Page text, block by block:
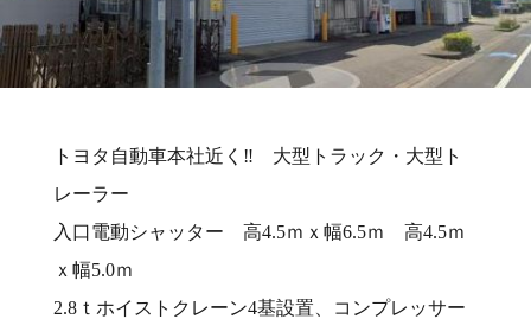
トヨタ自動車本社近く‼ 大型トラック・大型ト
レーラー
入口電動シャッター 高4.5ｍｘ幅6.5ｍ 高4.5ｍ
ｘ幅5.0ｍ
2.8ｔホイストクレーン4基設置、コンプレッサー